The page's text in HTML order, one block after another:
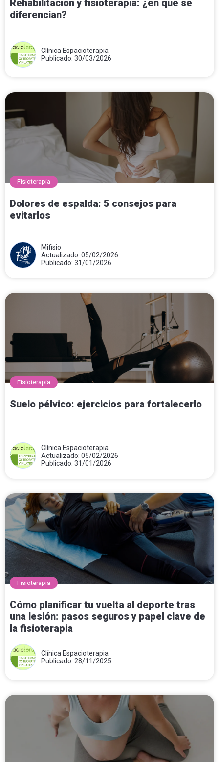
Rehabilitación y fisioterapia: ¿en qué se
diferencian?
Clínica Espacioterapia
Publicado: 30/03/2026
Fisioterapia
Dolores de espalda: 5 consejos para
evitarlos
Mifisio
Actualizado: 05/02/2026
Publicado: 31/01/2026
Fisioterapia
Suelo pélvico: ejercicios para fortalecerlo
Clínica Espacioterapia
Actualizado: 05/02/2026
Publicado: 31/01/2026
Fisioterapia
Cómo planificar tu vuelta al deporte tras
una lesión: pasos seguros y papel clave de
la fisioterapia
Clínica Espacioterapia
Publicado: 28/11/2025